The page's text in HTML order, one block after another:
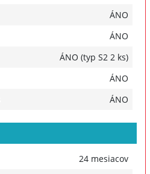
ÁNO
ÁNO
ÁNO (typ S2 2 ks)
ÁNO
ÁNO
24 mesiacov